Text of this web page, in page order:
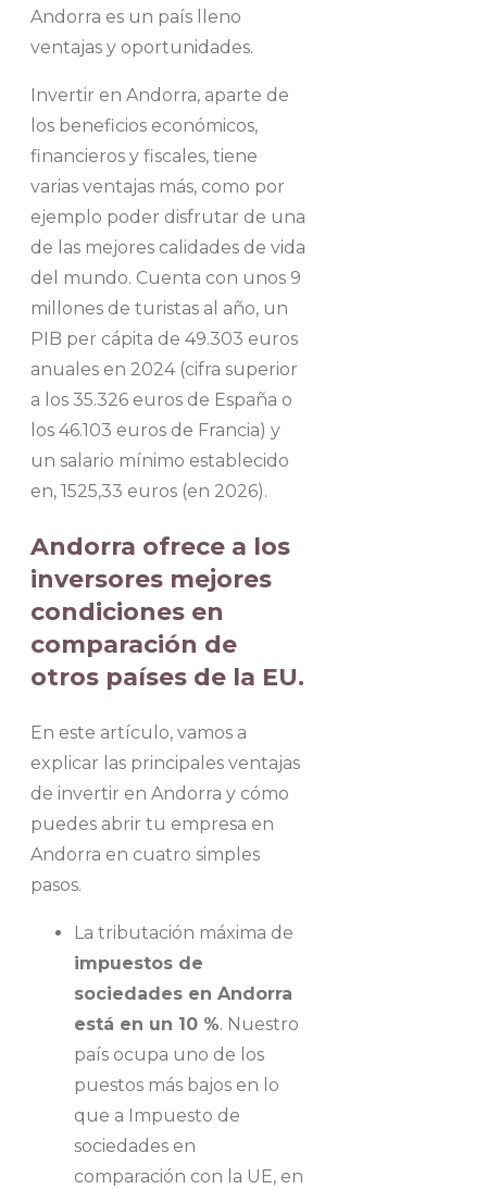
Andorra es un país lleno
ventajas y oportunidades.
Invertir en Andorra, aparte de
los beneficios económicos,
financieros y fiscales, tiene
varias ventajas más, como por
ejemplo poder disfrutar de una
de las mejores calidades de vida
del mundo. Cuenta con unos 9
millones de turistas al año, un
PIB per cápita de 49.303 euros
anuales en 2024 (cifra superior
a los 35.326 euros de España o
los 46.103 euros de Francia) y
un salario mínimo establecido
en, 1525,33 euros (en 2026).
Andorra ofrece a los
inversores mejores
condiciones en
comparación de
otros países de la EU.
En este artículo, vamos a
explicar las principales ventajas
de invertir en Andorra y cómo
puedes abrir tu empresa en
Andorra en cuatro simples
pasos.
La tributación máxima de
impuestos de
sociedades en Andorra
está en un 10 %. Nuestro
país ocupa uno de los
puestos más bajos en lo
que a Impuesto de
sociedades en
comparación con la UE, en